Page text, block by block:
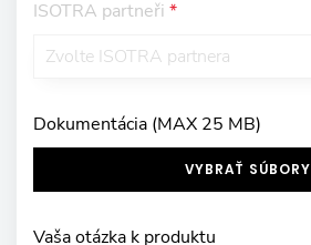
ISOTRA partneři *
Dokumentácia (MAX 25 MB)
VYBRAŤ SÚBORY
Vaša otázka k produktu